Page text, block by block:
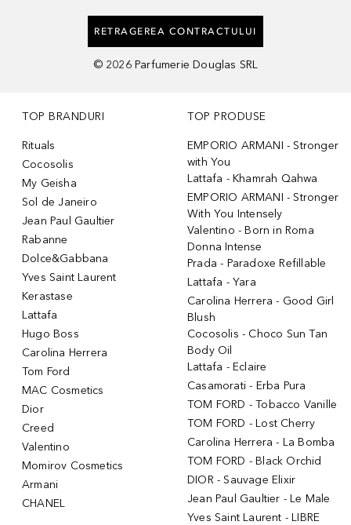
RETRAGEREA CONTRACTULUI
© 2026 Parfumerie Douglas SRL
TOP BRANDURI
Rituals
Cocosolis
My Geisha
Sol de Janeiro
Jean Paul Gaultier
Rabanne
Dolce&Gabbana
Yves Saint Laurent
Kerastase
Lattafa
Hugo Boss
Carolina Herrera
Tom Ford
MAC Cosmetics
Dior
Creed
Valentino
Momirov Cosmetics
Armani
CHANEL
TOP PRODUSE
EMPORIO ARMANI - Stronger
with You
Lattafa - Khamrah Qahwa
EMPORIO ARMANI - Stronger
With You Intensely
Valentino - Born in Roma
Donna Intense
Prada - Paradoxe Refillable
Lattafa - Yara
Carolina Herrera - Good Girl
Blush
Cocosolis - Choco Sun Tan
Body Oil
Lattafa - Eclaire
Casamorati - Erba Pura
TOM FORD - Tobacco Vanille
TOM FORD - Lost Cherry
Carolina Herrera - La Bomba
TOM FORD - Black Orchid
DIOR - Sauvage Elixir
Jean Paul Gaultier - Le Male
Yves Saint Laurent - LIBRE